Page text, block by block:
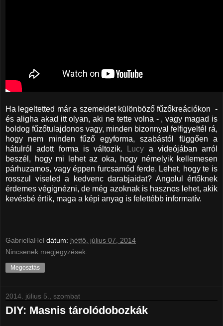
Ha legeltetted már a szemeidet különböző fűzőkreációkon -
és aligha akad itt olyan, aki ne tette volna - , vagy magad is
boldog fűzőtulajdonos vagy, minden bizonnyal felfigyeltél rá,
hogy nem minden fűző egyforma, szabástól függően a
hátulról adott forma is változik.
Lucy a videójában arról
beszél, hogy mi lehet az oka, hogy némelyik kellemesen
párhuzamos, vagy éppen furcsamód ferde. Lehet, hogy te is
rosszul viseled a kedvenc darabjaidat? Angolul értőknek
érdemes végignézni, de még azoknak is hasznos lehet, akik
kevésbé értik, maga a képi anyag is felettébb informatív.
GabriellaHel dátum: hétfő, július 07, 2014
Nincsenek megjegyzések:
Megosztás
2014. július 5., szombat
DIY: Masnis tárolódobozkák